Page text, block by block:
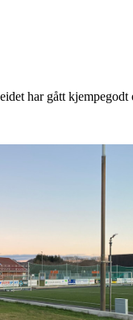
har gått kjempegodt